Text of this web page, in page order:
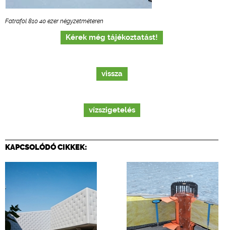
Fatrafol 810 40 ezer négyzetméteren
Kérek még tájékoztatást!
vissza
vízszigetelés
KAPCSOLÓDÓ CIKKEK: